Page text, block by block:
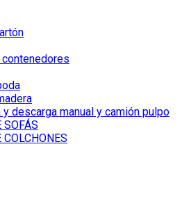
descarga manual y camión pulpo
SOFÁS
COLCHONES